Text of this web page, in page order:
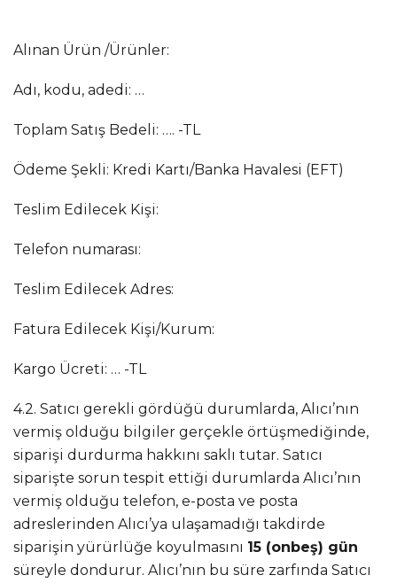
Alınan Ürün /Ürünler:
Adı, kodu, adedi: …
Toplam Satış Bedeli: …. -TL
Ödeme Şekli: Kredi Kartı/Banka Havalesi (EFT)
Teslim Edilecek Kişi:
Telefon numarası:
Teslim Edilecek Adres:
Fatura Edilecek Kişi/Kurum:
Kargo Ücreti: … -TL
4.2. Satıcı gerekli gördüğü durumlarda, Alıcı’nın
vermiş olduğu bilgiler gerçekle örtüşmediğinde,
siparişi durdurma hakkını saklı tutar. Satıcı
siparişte sorun tespit ettiği durumlarda Alıcı’nın
vermiş olduğu telefon, e-posta ve posta
adreslerinden Alıcı’ya ulaşamadığı takdirde
siparişin yürürlüğe koyulmasını 15 (onbeş) gün
süreyle dondurur. Alıcı’nın bu süre zarfında Satıcı